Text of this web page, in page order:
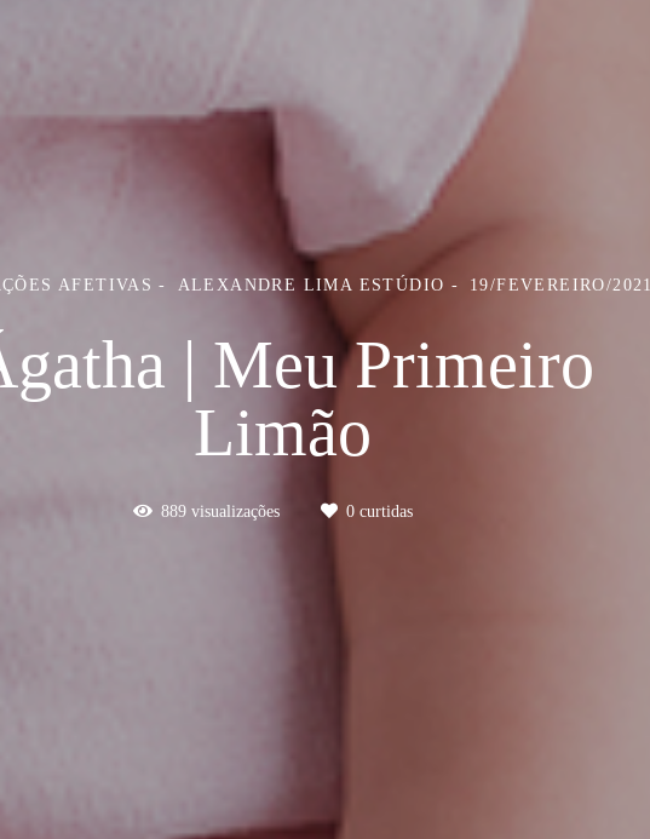
AFETIVAS ALEXANDRE LIMA ESTÚDIO 19/FEVEREIRO/2021
| Meu Primeiro
Limão
889 visualizações 0 curtidas